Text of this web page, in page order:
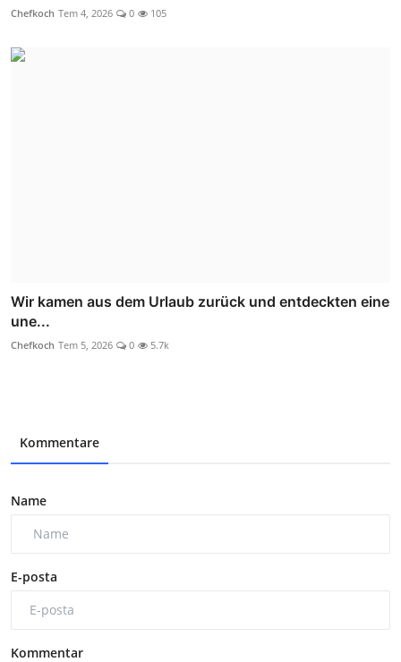
Chefkoch Tem 4, 2026 0 105
Wir kamen aus dem Urlaub zurück und entdeckten eine
une...
Chefkoch Tem 5, 2026 0 5.7k
Kommentare
Name
E-posta
Kommentar